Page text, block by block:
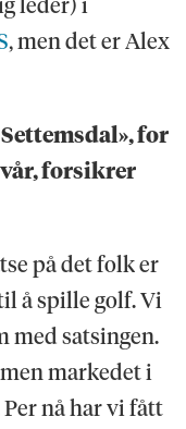
leder) i
, men det er Alex
for
forsikrer
på det folk er
å spille golf. Vi
med satsingen.
markedet i
nå har vi fått